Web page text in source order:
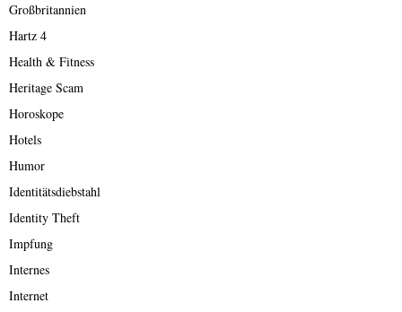
Großbritannien
Hartz 4
Health & Fitness
Heritage Scam
Horoskope
Hotels
Humor
Identitätsdiebstahl
Identity Theft
Impfung
Internes
Internet